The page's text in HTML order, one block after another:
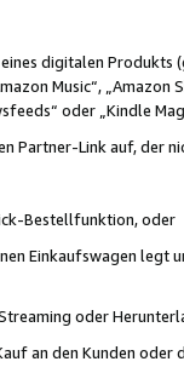
digitalen Produkts
Music“, „Amazon
oder „Kindle
Link auf, der
Bestellfunktion, oder
Einkaufswagen legt
oder
an den Kunden